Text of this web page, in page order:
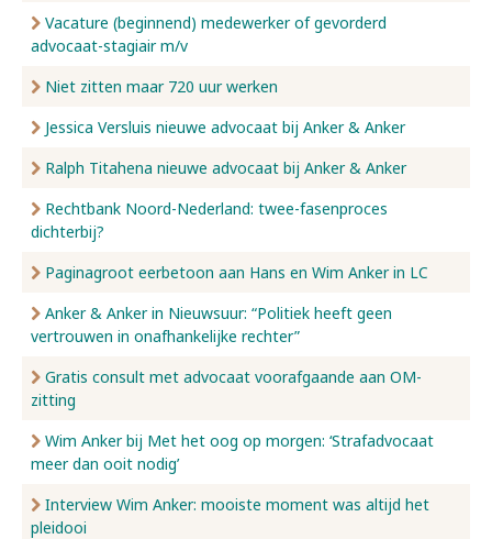
Vacature (beginnend) medewerker of gevorderd
advocaat-stagiair m/v
Niet zitten maar 720 uur werken
Jessica Versluis nieuwe advocaat bij Anker & Anker
Ralph Titahena nieuwe advocaat bij Anker & Anker
Rechtbank Noord-Nederland: twee-fasenproces
dichterbij?
Paginagroot eerbetoon aan Hans en Wim Anker in LC
Anker & Anker in Nieuwsuur: “Politiek heeft geen
vertrouwen in onafhankelijke rechter”
Gratis consult met advocaat voorafgaande aan OM-
zitting
Wim Anker bij Met het oog op morgen: ‘Strafadvocaat
meer dan ooit nodig’
Interview Wim Anker: mooiste moment was altijd het
pleidooi